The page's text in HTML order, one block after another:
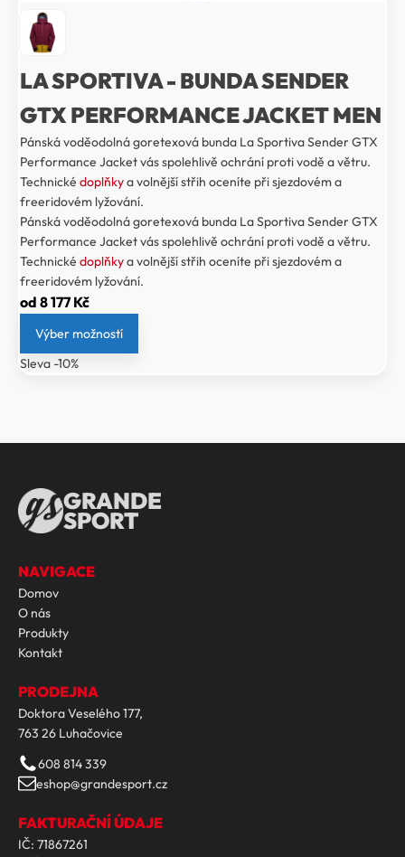
LA SPORTIVA - BUNDA SENDER
GTX PERFORMANCE JACKET MEN
Pánská voděodolná goretexová bunda La Sportiva Sender GTX
Performance Jacket vás spolehlivě ochrání proti vodě a větru.
Technické doplňkya volnější střih oceníte při sjezdovém a
freeridovém lyžování.
Pánská voděodolná goretexová bunda La Sportiva Sender GTX
Performance Jacket vás spolehlivě ochrání proti vodě a větru.
Technické doplňkya volnější střih oceníte při sjezdovém a
freeridovém lyžování.
od 8 177Kč
Výber možností
Sleva -10%
GRANDE
SPORT
NAVIGACE
Domov
O nás
Produkty
Kontakt
PRODEJNA
Doktora Veselého 177,
763 26 Luhačovice
608 814 339
eshop@grandesport.cz
FAKTURAČNÍ ÚDAJE
IČ: 71867261